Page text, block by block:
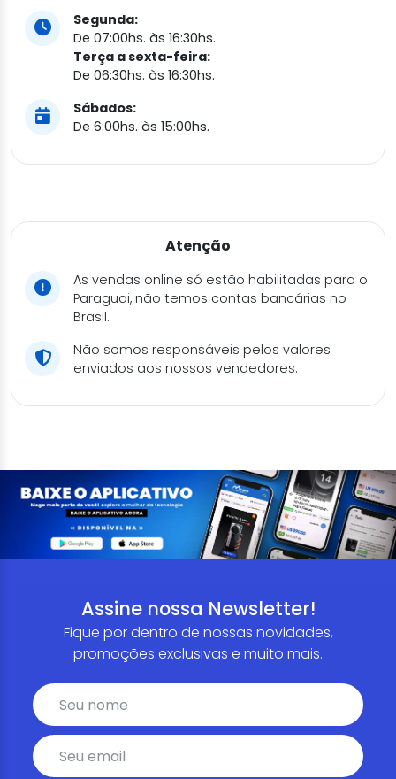
Segunda:
De 07:00hs. às 16:30hs.
Terça a sexta-feira:
De 06:30hs. às 16:30hs.
Sábados:
De 6:00hs. às 15:00hs.
Atenção
As vendas online só estão habilitadas para o
Paraguai, não temos contas bancárias no
Brasil.
Não somos responsáveis pelos valores
enviados aos nossos vendedores.
Assine nossa Newsletter!
Fique por dentro de nossas novidades,
promoções exclusivas e muito mais.